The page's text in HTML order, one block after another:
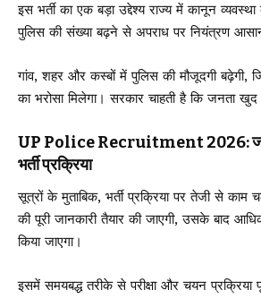
इस भर्ती का एक बड़ा उद्देश्य राज्य में कानून
पुलिस की संख्या बढ़ने से अपराध पर नियंत्रण आसान
गांव, शहर और कस्बों में पुलिस की मौजूदगी बढ़ेगी,
का भरोसा मिलेगा। सरकार चाहती है कि जनता
UP Police Recruitment 2026:
भर्ती प्रक्रिया
सूत्रों के मुताबिक, भर्ती प्रक्रिया पर तेजी से काम
की पूरी जानकारी तैयार की जाएगी, उसके बाद
किया जाएगा।
इसमें समयबद्ध तरीके से परीक्षा और चयन प्रक्रिया